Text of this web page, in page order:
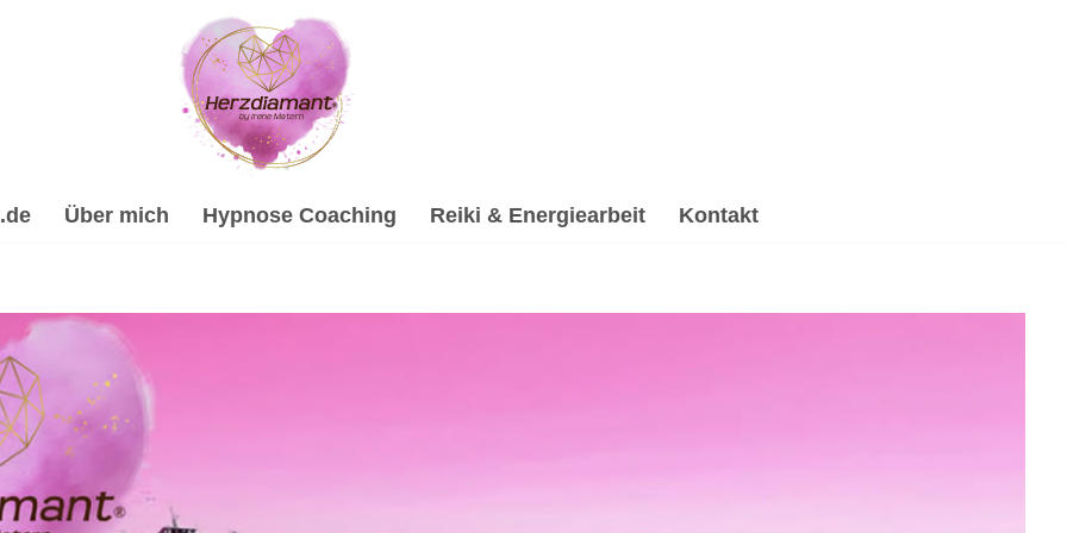
Über mich Hypnose Coaching Reiki & Energiearbeit Kontakt
Psychologische Beratung, Reiki & Energiearbeit, Spirituelle Trauerverarbeitung & Trauerhilfe,
& Reiki, ☑️ Spirituelle Trauerverarbeitung & Trauerhilfe, ✔️ Psychologische Beratung und ✔️ Spirituelles
Online Hypnose-Coach & psychologische Beraterin. Entdeck meine Angebote ✉.